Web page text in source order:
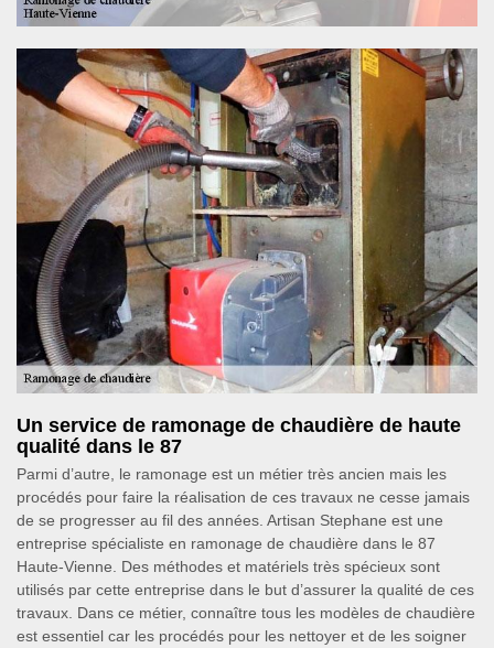
Un service de ramonage de chaudière de haute
qualité dans le 87
Parmi d’autre, le ramonage est un métier très ancien mais les
procédés pour faire la réalisation de ces travaux ne cesse jamais
de se progresser au fil des années. Artisan Stephane est une
entreprise spécialiste en ramonage de chaudière dans le 87
Haute-Vienne. Des méthodes et matériels très spécieux sont
utilisés par cette entreprise dans le but d’assurer la qualité de ces
travaux. Dans ce métier, connaître tous les modèles de chaudière
est essentiel car les procédés pour les nettoyer et de les soigner